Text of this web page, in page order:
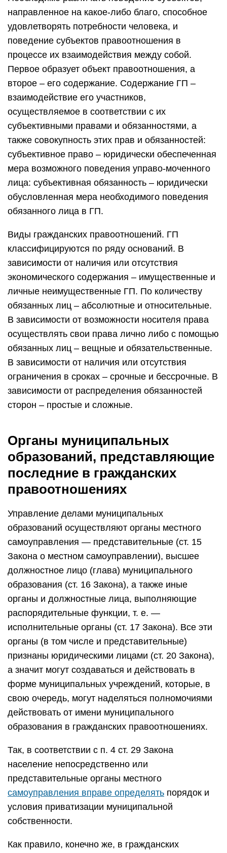
направленное на какое-либо благо, способное
удовлетворять потребности человека, и
поведение субъектов правоотношения в
процессе их взаимодействия между собой.
Первое образует объект правоотношения, а
второе – его содержание. Содержание ГП –
взаимодействие его участников,
осуществляемое в соответствии с их
субъективными правами и обязанностями, а
также совокупность этих прав и обязанностей:
субъективное право – юридически обеспеченная
мера возможного поведения управо-моченного
лица: субъективная обязанность – юридически
обусловленная мера необходимого поведения
обязанного лица в ГП.
Виды гражданских правоотношений. ГП
классифицируются по ряду оснований. В
зависимости от наличия или отсутствия
экономического содержания – имущественные и
личные неимущественные ГП. По количеству
обязанных лиц – абсолютные и относительные.
В зависимости от возможности носителя права
осуществлять свои права лично либо с помощью
обязанных лиц – вещные и обязательственные.
В зависимости от наличия или отсутствия
ограничения в сроках – срочные и бессрочные. В
зависимости от распределения обязанностей
сторон – простые и сложные.
Органы муниципальных
образований, представляющие
последние в гражданских
правоотношениях
Управление делами муниципальных
образований осуществляют органы местного
самоуправления — представительные (ст. 15
Закона о местном самоуправлении), высшее
должностное лицо (глава) муниципального
образования (ст. 16 Закона), а также иные
органы и должностные лица, выполняющие
распорядительные функции, т. е. —
исполнительные органы (ст. 17 Закона). Все эти
органы (в том числе и представительные)
признаны юридическими лицами (ст. 20 Закона),
а значит могут создаваться и действовать в
форме муниципальных учреждений, которые, в
свою очередь, могут наделяться полномочиями
действовать от имени муниципального
образования в гражданских правоотношениях.
Так, в соответствии с п. 4 ст. 29 Закона
население непосредственно или
представительные органы местного
самоуправления вправе определять порядок и
условия приватизации муниципальной
собственности.
Как правило, конечно же, в гражданских